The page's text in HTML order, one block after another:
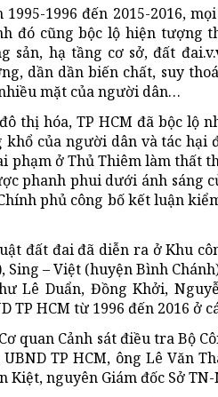
1996 đến 2015-2016,
đó cũng bộc lộ hiện tượng
sản, hạ tầng cơ sở, đất
dần dần biến chất, suy
mặt của người dân…
thị hóa, TP HCM đã bộc lộ
của người dân và tác hại
phạm ở Thủ Thiêm làm thất
phanh phui dưới ánh sáng
phủ công bố kết luận
đất đai đã diễn ra ở Khu
Sing – Việt (huyện Bình
Lê Duẩn, Đồng Khởi,
TP HCM từ 1996 đến 2016 ở
quan Cảnh sát điều tra Bộ
TP HCM, ông Lê Văn
Kiệt, nguyên Giám đốc Sở TN-